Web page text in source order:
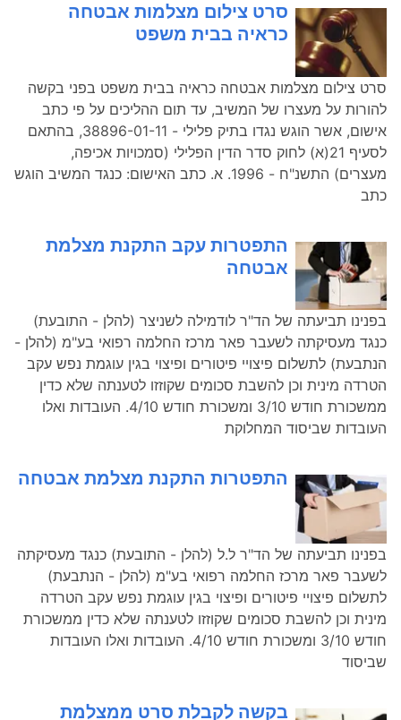
סרט צילום מצלמות אבטחה
כראיה בבית משפט
סרט צילום מצלמות אבטחה כראיה בבית משפט בפני בקשה
להורות על מעצרו של המשיב, עד תום ההליכים על פי כתב
אישום, אשר הוגש נגדו בתיק פלילי - 38896-01-11, בהתאם
לסעיף 21(א) לחוק סדר הדין הפלילי (סמכויות אכיפה,
מעצרים) התשנ"ח - 1996. א. כתב האישום: כנגד המשיב הוגש
כתב
התפטרות עקב התקנת מצלמת
אבטחה
בפנינו תביעתה של הד"ר לודמילה לשניצר (להלן - התובעת)
כנגד מעסיקתה לשעבר פאר מרכז החלמה רפואי בע"מ (להלן -
הנתבעת) לתשלום פיצויי פיטורים ופיצוי בגין עוגמת נפש עקב
הטרדה מינית וכן להשבת סכומים שקוזזו לטענתה שלא כדין
ממשכורת חודש 3/10 ומשכורת חודש 4/10. העובדות ואלו
העובדות שביסוד המחלוקת
התפטרות התקנת מצלמת אבטחה
בפנינו תביעתה של הד"ר ל.ל (להלן - התובעת) כנגד מעסיקתה
לשעבר פאר מרכז החלמה רפואי בע"מ (להלן - הנתבעת)
לתשלום פיצויי פיטורים ופיצוי בגין עוגמת נפש עקב הטרדה
מינית וכן להשבת סכומים שקוזזו לטענתה שלא כדין ממשכורת
חודש 3/10 ומשכורת חודש 4/10. העובדות ואלו העובדות
שביסוד
בקשה לקבלת סרט ממצלמת